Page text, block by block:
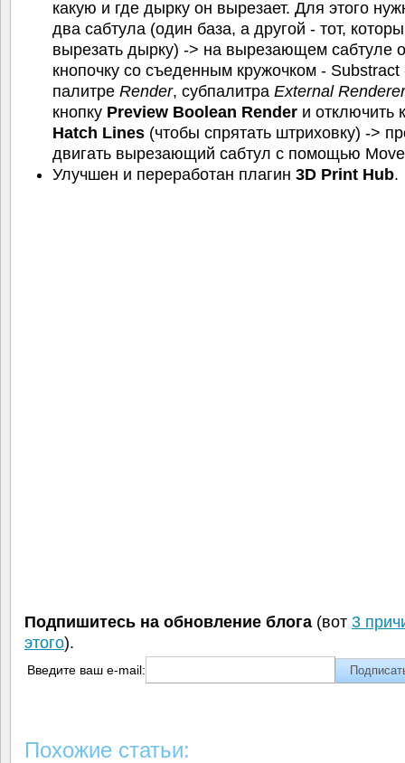
какую и где дырку он вырезает. Для этого
два сабтула (один база, а другой - тот,
вырезать дырку) -> на вырезающем сабтуле
кнопочку со съеденным кружочком - Substract
палитре Render, субпалитраExternal
кнопку Preview Boolean Renderи отключить
Hatch Lines(чтобы спрятать штриховку) ->
двигать вырезающий сабтул с помощью
Улучшен и переработан плагин 3D Print Hub.
Подпишитесь на обновление блога (вот 3
этого).
Введите ваш e-mail:
Похожие статьи: